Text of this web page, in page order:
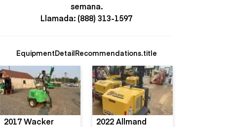
semana.
Llamada: (888) 313-1597
EquipmentDetailRecommendations.title
2017 Wacker
2022 Allmand